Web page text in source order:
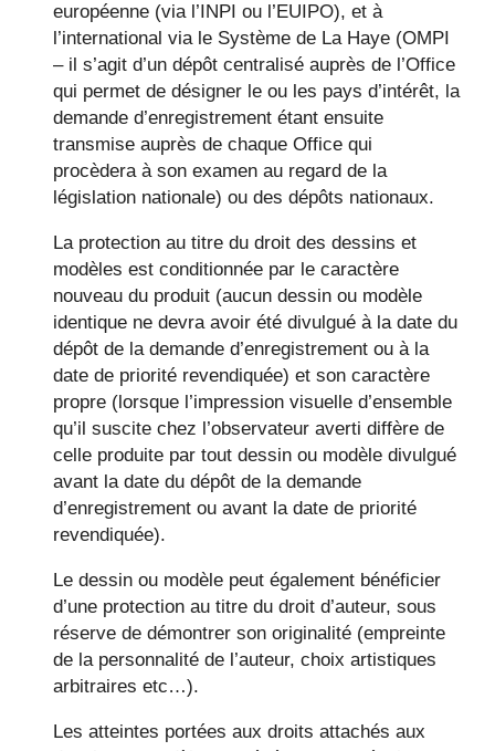
européenne (via l’INPI ou l’EUIPO), et à
l’international via le Système de La Haye (OMPI
– il s’agit d’un dépôt centralisé auprès de l’Office
qui permet de désigner le ou les pays d’intérêt, la
demande d’enregistrement étant ensuite
transmise auprès de chaque Office qui
procèdera à son examen au regard de la
législation nationale) ou des dépôts nationaux.
La protection au titre du droit des dessins et
modèles est conditionnée par le caractère
nouveau du produit (aucun dessin ou modèle
identique ne devra avoir été divulgué à la date du
dépôt de la demande d’enregistrement ou à la
date de priorité revendiquée) et son caractère
propre (lorsque l’impression visuelle d’ensemble
qu’il suscite chez l’observateur averti diffère de
celle produite par tout dessin ou modèle divulgué
avant la date du dépôt de la demande
d’enregistrement ou avant la date de priorité
revendiquée).
Le dessin ou modèle peut également bénéficier
d’une protection au titre du droit d’auteur, sous
réserve de démontrer son originalité (empreinte
de la personnalité de l’auteur, choix artistiques
arbitraires etc…).
Les atteintes portées aux droits attachés aux